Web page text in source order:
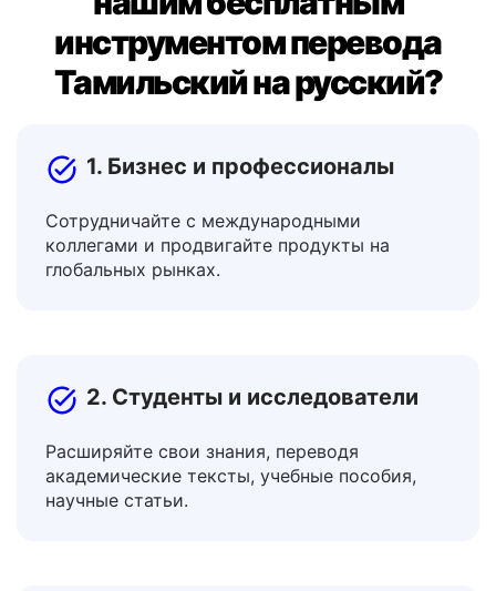
Кто может воспользоваться
нашим бесплатным
инструментом перевода
1. Бизнес и профессионалы
Сотрудничайте с международными
2. Студенты и исследователи
Расширяйте свои знания, переводя